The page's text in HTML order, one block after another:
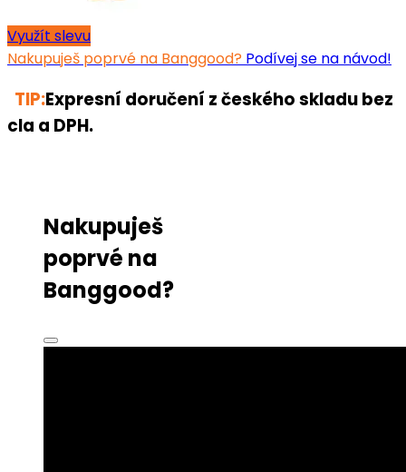
Využít slevu
Nakupuješ poprvé na Banggood? Podívej se na návod!
TIP:Expresní doručení z českého skladu bez
cla a DPH.
Nakupuješ
poprvé na
Banggood?